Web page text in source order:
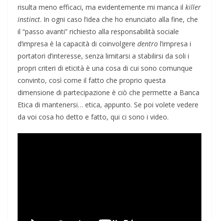
risulta meno efficaci, ma evidentemente mi manca il killer
instinct. In ogni caso l’idea che ho enunciato alla fine, che
il “passo avanti” richiesto alla responsabilità sociale
d’impresa è la capacità di coinvolgere dentro l’impresa i
portatori d’interesse, senza limitarsi a stabilirsi da soli i
propri criteri di eticità è una cosa di cui sono comunque
convinto, così come il fatto che proprio questa
dimensione di partecipazione è ciò che permette a Banca
Etica di mantenersi… etica, appunto. Se poi volete vedere
da voi cosa ho detto e fatto, qui ci sono i video.